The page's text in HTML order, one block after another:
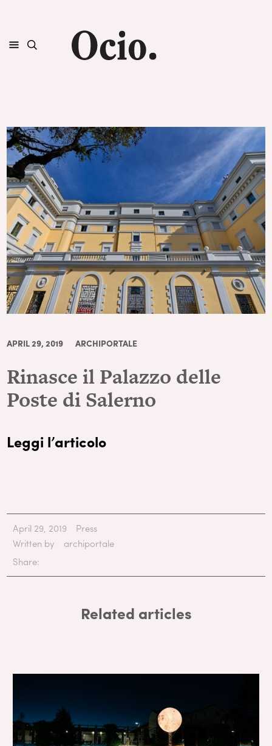
APRIL 29, 2019 ARCHIPORTALE
Rinasce il Palazzo delle
Poste di Salerno
Leggi l’articolo
April 29, 2019
Press
Written by
archiportale
Share:
Related articles